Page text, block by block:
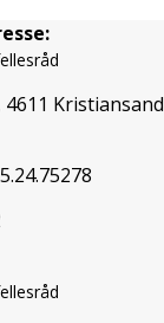
Kristiansand